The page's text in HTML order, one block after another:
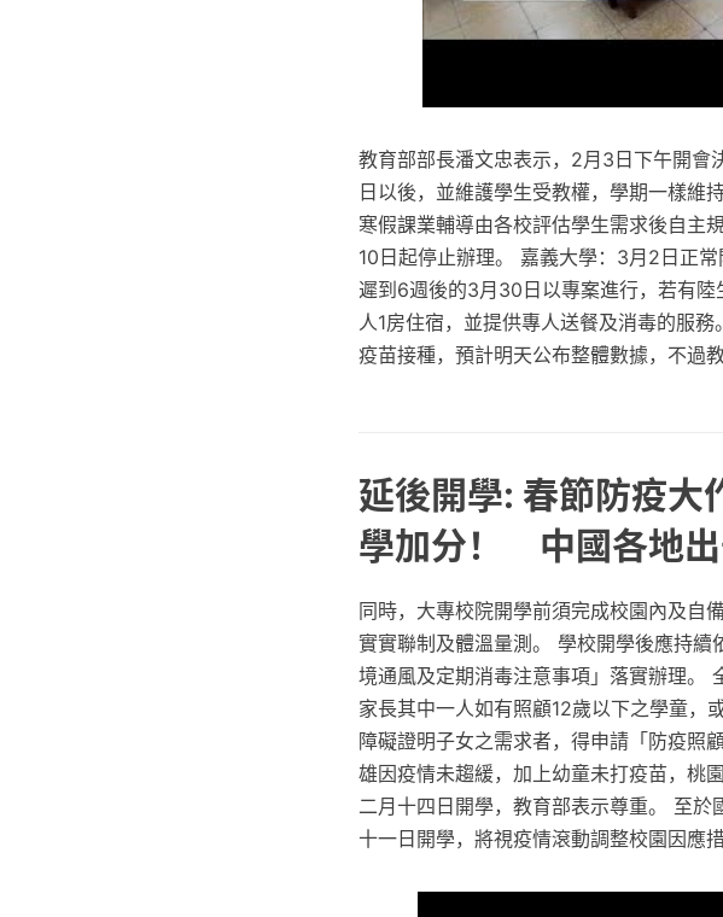
教育部部長潘文忠表示，2月3日下午開會
日以後，並維護學生受教權，學期一樣維
寒假課業輔導由各校評估學生需求後自主
10日起停止辦理。 嘉義大學：3月2日正
遲到6週後的3月30日以專案進行，若有
人1房住宿，並提供專人送餐及消毒的服
疫苗接種，預計明天公布整體數據，不過
延後開學: 春節防疫大
學加分！ 中國各地出
同時，大專校院開學前須完成校園內及自
實實聯制及體溫量測。 學校開學後應持
境通風及定期消毒注意事項」落實辦理。
家長其中一人如有照顧12歲以下之學童，
障礙證明子女之需求者，得申請「防疫照
雄因疫情未趨緩，加上幼童未打疫苗，桃
二月十四日開學，教育部表示尊重。 至
十一日開學，將視疫情滾動調整校園因應措